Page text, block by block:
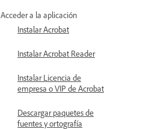
Acceder a la aplicación
Instalar Acrobat
Instalar Acrobat Reader
Instalar Licencia de
empresa o VIP de Acrobat
Descargar paquetes de
fuentes y ortografía